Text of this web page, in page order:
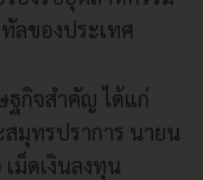
ลของประเทศ
ฐกิจสำคัญ ได้แก่
มุทรปราการ นายน
ม็ดเงินลงทุน